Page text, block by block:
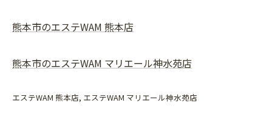
熊本市のエステWAM 熊本店
熊本市のエステWAM マリエール神水苑店
エステWAM 熊本店 エステWAM マリエール神水苑店